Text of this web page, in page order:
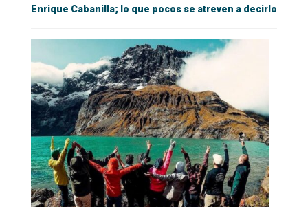
Enrique Cabanilla; lo que pocos se atreven a decirlo